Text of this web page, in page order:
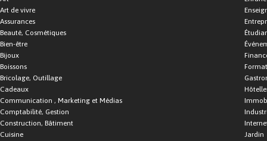
Art de vivre
Assurances
Beauté, Cosmétiques
Bien-être
Bijoux
Boissons
Bricolage, Outillage
Cadeaux
Communication , Marketing et Médias
Comptabilité, Gestion
Construction, Bâtiment
Cuisine
Jardin